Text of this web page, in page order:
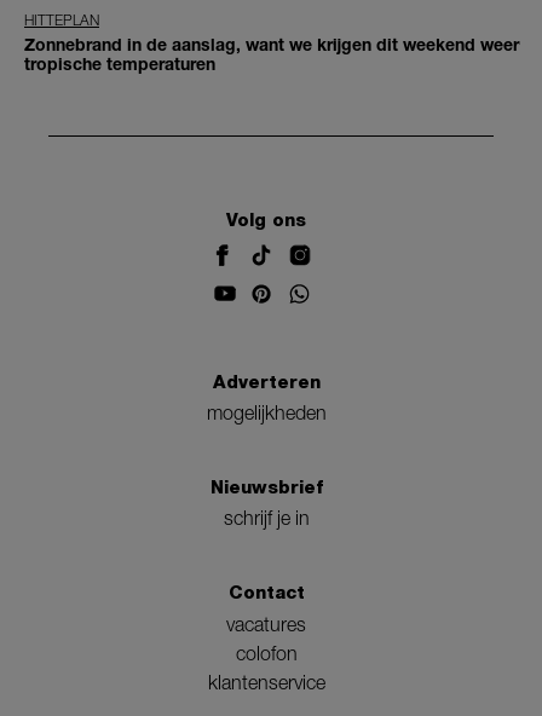
HITTEPLAN
Zonnebrand in de aanslag, want we krijgen dit weekend weer
tropische temperaturen
Volg ons
Adverteren
mogelijkheden
Nieuwsbrief
schrijf je in
Contact
vacatures
colofon
klantenservice